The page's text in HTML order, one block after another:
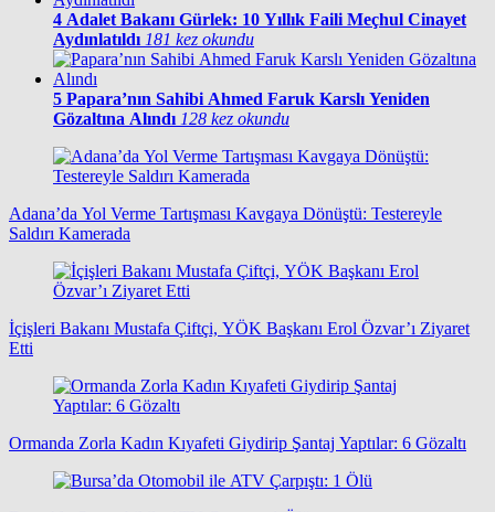
4 Adalet Bakanı Gürlek: 10 Yıllık Faili Meçhul Cinayet
Aydınlatıldı 181 kez okundu
5 Papara’nın Sahibi Ahmed Faruk Karslı Yeniden
Gözaltına Alındı 128 kez okundu
Adana’da Yol Verme Tartışması Kavgaya Dönüştü: Testereyle
Saldırı Kamerada
İçişleri Bakanı Mustafa Çiftçi, YÖK Başkanı Erol Özvar’ı Ziyaret
Etti
Ormanda Zorla Kadın Kıyafeti Giydirip Şantaj Yaptılar: 6 Gözaltı